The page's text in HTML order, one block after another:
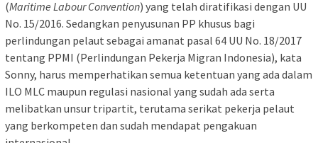
(Maritime Labour Convention) yang telah diratifikasi dengan UU
No. 15/2016. Sedangkan penyusunan PP khusus bagi
perlindungan pelaut sebagai amanat pasal 64 UU No. 18/2017
tentang PPMI (Perlindungan Pekerja Migran Indonesia), kata
Sonny, harus memperhatikan semua ketentuan yang ada dalam
ILO MLC maupun regulasi nasional yang sudah ada serta
melibatkan unsur tripartit, terutama serikat pekerja pelaut
yang berkompeten dan sudah mendapat pengakuan